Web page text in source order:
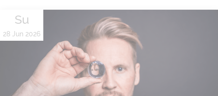
Su
28 Jun 2026